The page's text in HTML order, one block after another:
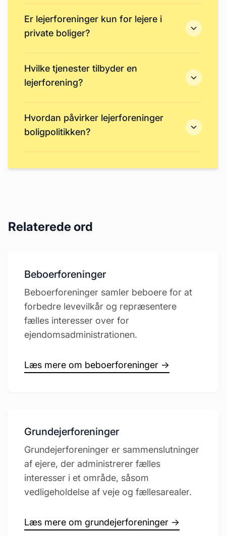
Er lejerforeninger kun for lejere i
private boliger?
Hvilke tjenester tilbyder en
lejerforening?
Hvordan påvirker lejerforeninger
boligpolitikken?
Relaterede ord
Beboerforeninger
Beboerforeninger samler beboere for at
forbedre levevilkår og repræsentere
fælles interesser over for
ejendomsadministrationen.
Læs mere om beboerforeninger →
Grundejerforeninger
Grundejerforeninger er sammenslutninger
af ejere, der administrerer fælles
interesser i et område, såsom
vedligeholdelse af veje og fællesarealer.
Læs mere om grundejerforeninger →